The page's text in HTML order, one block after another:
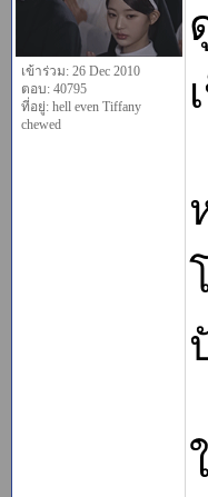
เข้าร่วม: 26 Dec 2010
ตอบ: 40795
ที่อยู่: hell even Tiffany
chewed